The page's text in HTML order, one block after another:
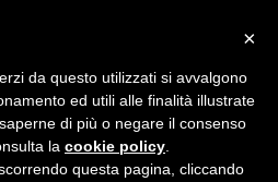
×
da questo utilizzati si avvalgono
ed utili alle finalità illustrate
di più o negare il consenso
la cookie policy
questa pagina, cliccando